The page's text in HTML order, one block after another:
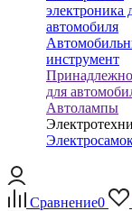
электроника
автомобиля
инструмент
для
Автолампы
Сравнение0